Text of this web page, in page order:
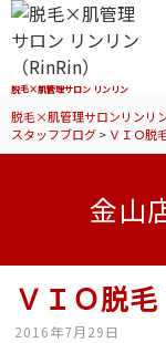
脱毛×肌管理サロン リンリン
脱毛×肌管理サロンリンリ
スタッフブログ> ＶＩＯ脱
金山
ＶＩＯ脱毛
2016年7月29日